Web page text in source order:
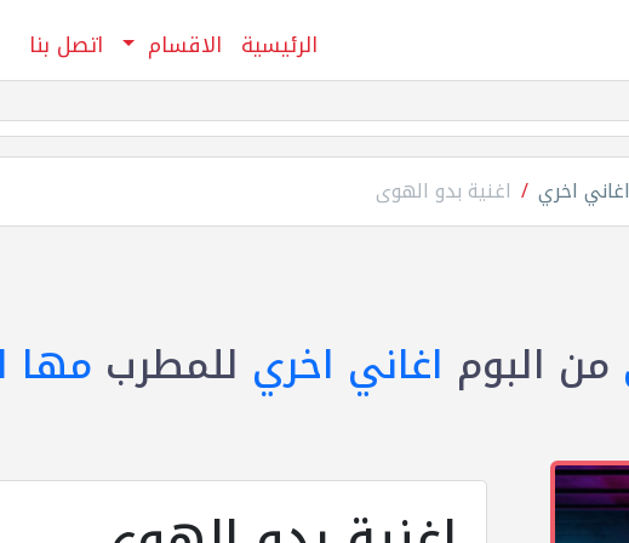
الرئيسية الاقسام اتصل بنا
اخري اغنية بدو الهوى
من البوم اغاني اخري للمطرب مها